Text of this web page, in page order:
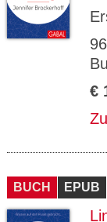
€
BUCH EPUB